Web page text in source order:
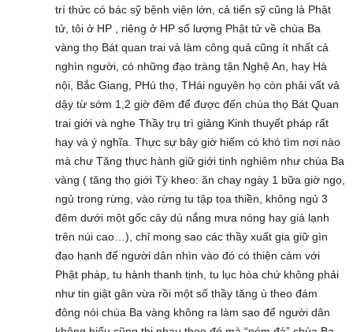
trí thức có bác sỹ bệnh viện lớn, cả tiến sỹ cũng là Phật
tử, tôi ở HP , riêng ở HP số lượng Phật tử về chùa Ba
vàng thọ Bát quan trai và làm công quả cũng ít nhất cả
nghìn người, có những đạo tràng tận Nghệ An, hay Hà
nội, Bắc Giang, PHú thọ, THái nguyên họ còn phải vất vả
dậy từ sớm 1,2 giờ đêm để được đến chùa thọ Bát Quan
trai giới và nghe Thầy trụ trì giảng Kinh thuyết pháp rất
hay và ý nghĩa. Thực sự bây giờ hiếm có khó tìm nơi nào
mà chư Tăng thực hành giữ giới tinh nghiêm như chùa Ba
vàng ( tăng thọ giới Tỳ kheo: ăn chay ngày 1 bữa giờ ngọ,
ngủ trong rừng, vào rừng tu tập tọa thiền, không ngủ 3
đêm dưới một gốc cây dù nắng mưa nóng hay giá lạnh
trên núi cao…), chỉ mong sao các thầy xuất gia giữ gìn
đạo hạnh để người dân nhìn vào đó có thiện cảm với
Phật pháp, tu hành thanh tịnh, tu lục hòa chứ không phải
như tin giật gân vừa rồi một số thầy tăng ù theo đám
đông nói chùa Ba vàng không ra làm sao để người dân